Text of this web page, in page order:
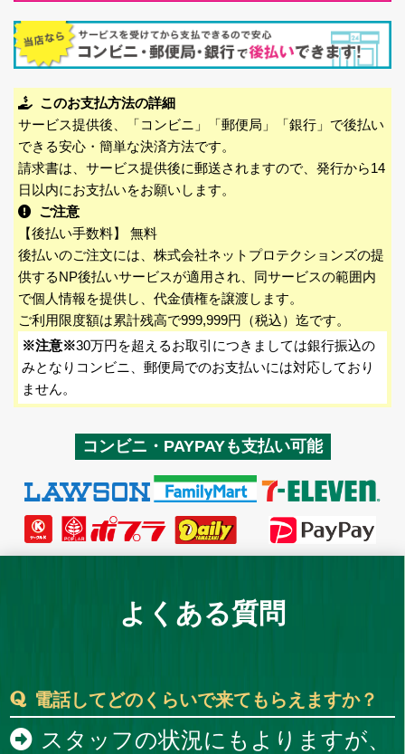
このお支払方法の詳細
サービス提供後、「コンビニ」「郵便局」「銀行」で後払い
できる安心・簡単な決済方法です。
請求書は、サービス提供後に郵送されますので、発行から14
日以内にお支払いをお願いします。
ご注意
【後払い手数料】 無料
後払いのご注文には、株式会社ネットプロテクションズの提
供するNP後払いサービスが適用され、同サービスの範囲内
で個人情報を提供し、代金債権を譲渡します。
ご利用限度額は累計残高で999,999円（税込）迄です。
※注意※30万円を超えるお取引につきましては銀行振込の
みとなりコンビニ、郵便局でのお支払いには対応しており
ません。
コンビニ・PAYPAYも支払い可能
よくある質問
電話してどのくらいで来てもらえますか？
スタッフの状況にもよりますが、